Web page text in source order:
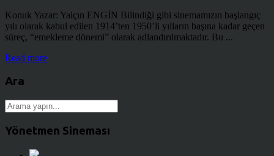
Konuk Yazar: Yalçın ENGİN Bilindiği gibi sinemamızın başlangıç
yılı olarak kabul edilen 1914’ten 1950’li yılların başına kadar geçen
süreç, “emekleme dönemi” olarak adlandırılmaktadır. Bu ...
Read more
Ara
Yönetmen Sineması